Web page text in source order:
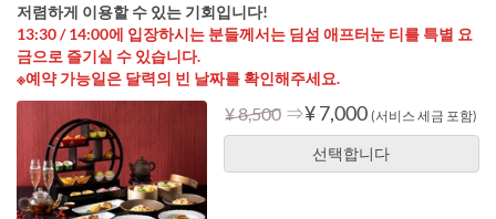
저렴하게 이용할 수 있는 기회입니다!
13:30 / 14:00에 입장하시는 분들께서는 딤섬 애프터눈 티를 특별 요
금으로 즐기실 수 있습니다.
※예약 가능일은 달력의 빈 날짜를 확인해주세요.
¥ 8,500 ⇒¥ 7,000 (서비스 세금 포함)
선택합니다